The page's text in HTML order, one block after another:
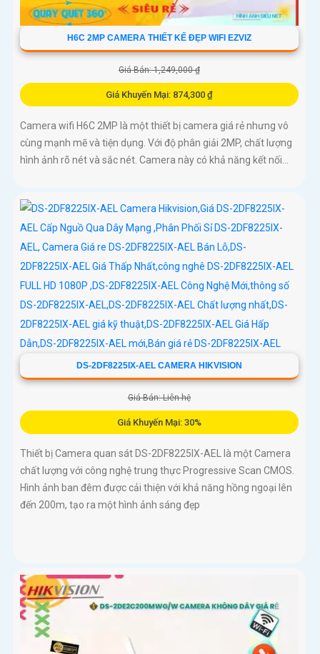
H6C 2MP CAMERA THIẾT KẾ ĐẸP WIFI EZVIZ
Giá Bán: 1,249,000 ₫
Giá Khuyến Mại: 874,300 ₫
Camera wifi H6C 2MP là một thiết bị camera giá rẻ nhưng vô
cùng mạnh mẽ và tiện dụng. Với độ phân giải 2MP, chất lượng
hình ảnh rõ nét và sắc nét. Camera này có khả năng kết nối...
DS-2DF8225IX-AEL CAMERA HIKVISION
Giá Bán: Liên hệ
Giá Khuyến Mại: 30%
Thiết bị Camera quan sát DS-2DF8225IX-AEL là một Camera
chất lượng với công nghệ trung thực Progressive Scan CMOS.
Hình ảnh ban đêm được cải thiện với khả năng hồng ngoại lên
đến 200m, tạo ra một hình ảnh sáng đẹp